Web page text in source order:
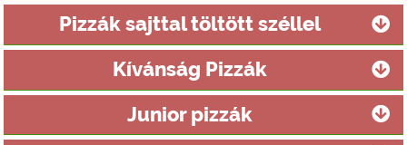
Pizzák sajttal töltött széllel
Kívánság Pizzák
Junior pizzák